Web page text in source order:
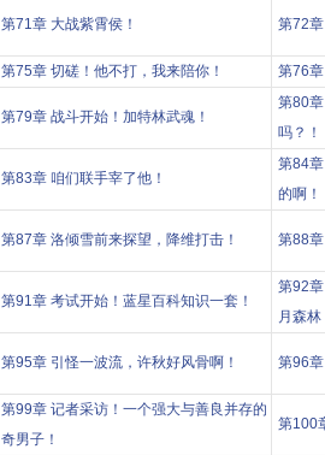
第71章 大战紫霄侯！ 第72
第75章 切磋！他不打，我来陪你！
第76
第79章 战斗开始！加特林武魂！
第80
吗？！
第83章 咱们联手宰了他！
第84
的啊！
第87章 洛倾雪前来探望，降维打击！ 第88
第91章 考试开始！蓝星百科知识一套！
第92
月森林
第95章 引怪一波流，许秋好风骨啊！ 第96
第99章 记者采访！一个强大与善良并存的
奇男子！
第100